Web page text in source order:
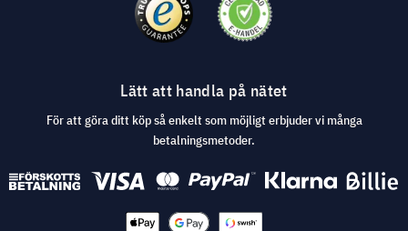
Lätt att handla på nätet
För att göra ditt köp så enkelt som möjligt erbjuder vi många
betalningsmetoder.